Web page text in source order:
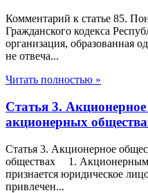
Комментарий к статье 85.
Гражданского кодекса
организация, образованная
не отвеча...
Читать полностью »
Статья 3.
акционерных
Статья 3. Акционерное
обществах 1. Акционерным
признается юридическое
привлечен...